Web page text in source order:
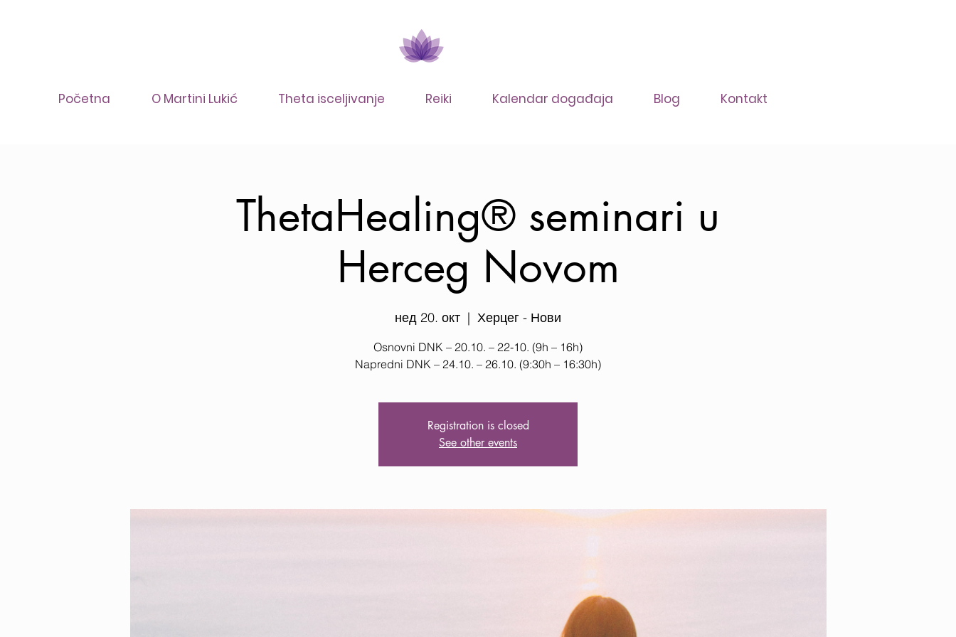
Početna O Martini Lukić Theta isceljivanje Reiki Kalendar događaja Blog Kontakt
ThetaHealing® seminari u
Herceg Novom
нед 20. окт
  |
Херцег - Нови
Osnovni DNK – 20.10. – 22-10. (9h – 16h)
Napredni DNK – 24.10. – 26.10. (9:30h – 16:30h)
Registration is closed
See other events